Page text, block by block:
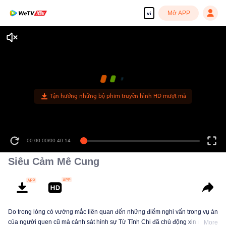
vi Mở APP
Tận hưởng những bộ phim truyền hình HD mượt mà
00:00:00/00:40:14
Siêu Cảm Mê Cung
Do trong lòng có vướng mắc liên quan đến những điểm nghi vấn trong vụ án
của người quen cũ mà cảnh sát hình sự Từ Tĩnh Chi đã chủ động xin rời đội
More